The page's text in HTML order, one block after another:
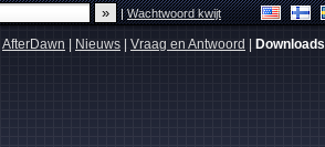
|Wachtwoord kwijt
AfterDawn Nieuws Vraag en Antwoord Downloads